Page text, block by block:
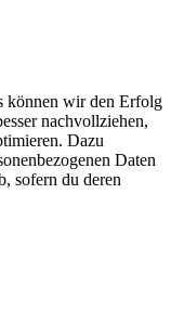
können wir den Erfolg
nachvollziehen,
Dazu
Daten
sofern du deren